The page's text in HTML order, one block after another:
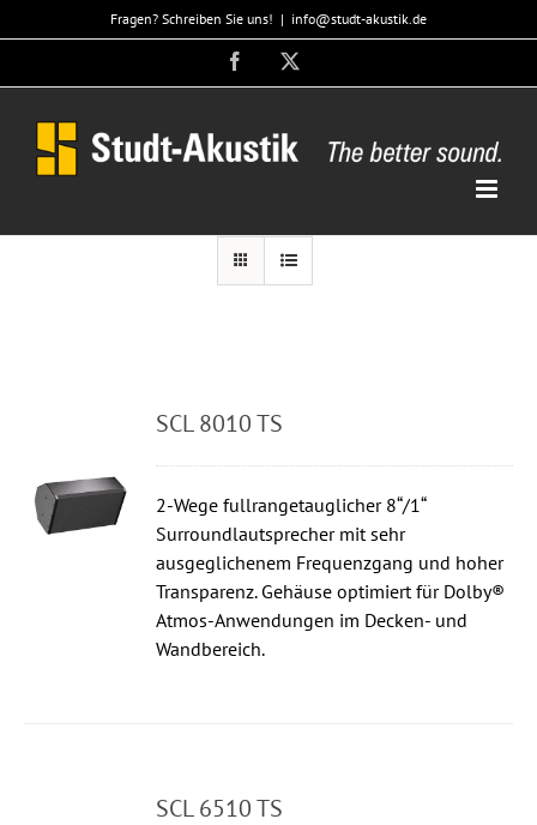
Inhalt
Fragen? Schreiben Sie uns! | info@studt-akustik.de
Facebook
SCL 8010 TS
2-Wege fullrangetauglicher 8“/1“
Surroundlautsprecher mit sehr
ausgeglichenem Frequenzgang und hoher
Transparenz. Gehäuse optimiert für Dolby®
Atmos-Anwendungen im Decken- und
Wandbereich.
SCL 6510 TS